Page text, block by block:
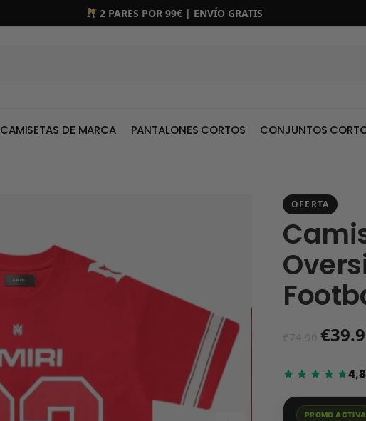
2 PARES POR 99€ | ENVÍO GRATIS
CAMISETAS DE MARCA PANTALONES CORTOS CONJUNTOS
OFERTA
€74.90 €
PROMO ACTIVA